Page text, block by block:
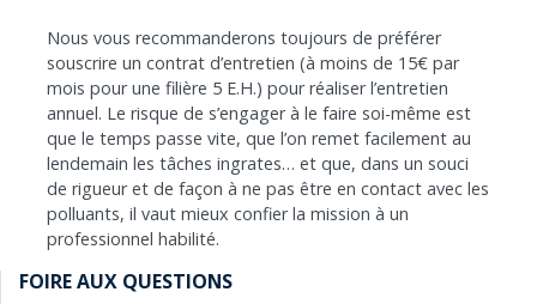
Nous vous recommanderons toujours de préférer
souscrire un contrat d’entretien (à moins de 15€ par
mois pour une filière 5 E.H.) pour réaliser l’entretien
annuel. Le risque de s’engager à le faire soi-même est
que le temps passe vite, que l’on remet facilement au
lendemain les tâches ingrates… et que, dans un souci
de rigueur et de façon à ne pas être en contact avec les
polluants, il vaut mieux confier la mission à un
professionnel habilité.
FOIRE AUX QUESTIONS